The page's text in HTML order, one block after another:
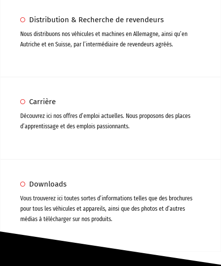
Distribution & Recherche de revendeurs
Nous distribuons nos véhicules et machines en Allemagne, ainsi qu’en
Autriche et en Suisse, par l’intermédiaire de revendeurs agréés.
Carrière
Découvrez ici nos offres d’emploi actuelles. Nous proposons des places
d’apprentissage et des emplois passionnants.
Downloads
Vous trouverez ici toutes sortes d’informations telles que des brochures
pour tous les véhicules et appareils, ainsi que des photos et d’autres
médias à télécharger sur nos produits.